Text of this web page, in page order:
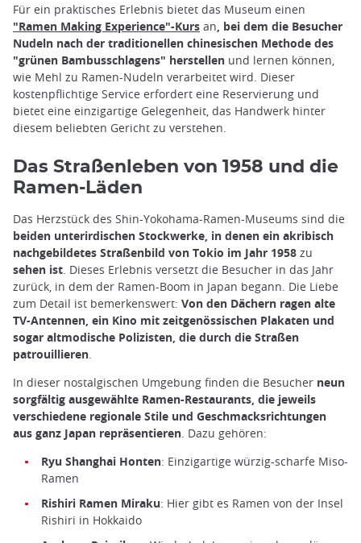
Für ein praktisches Erlebnis bietet das Museum einen
"Ramen Making Experience"-Kurs an , bei dem die Besucher
Nudeln nach der traditionellen chinesischen Methode des
"grünen Bambusschlagens" herstellen und lernen können,
wie Mehl zu Ramen-Nudeln verarbeitet wird. Dieser
kostenpflichtige Service erfordert eine Reservierung und
bietet eine einzigartige Gelegenheit, das Handwerk hinter
diesem beliebten Gericht zu verstehen.
Das Straßenleben von 1958 und die
Ramen-Läden
Das Herzstück des Shin-Yokohama-Ramen-Museums sind die
beiden unterirdischen Stockwerke, in denen ein akribisch
nachgebildetes Straßenbild von Tokio im Jahr 1958 zu
sehen ist . Dieses Erlebnis versetzt die Besucher in das Jahr
zurück, in dem der Ramen-Boom in Japan begann. Die Liebe
zum Detail ist bemerkenswert: Von den Dächern ragen alte
TV-Antennen, ein Kino mit zeitgenössischen Plakaten und
sogar altmodische Polizisten, die durch die Straßen
patrouillieren
In dieser nostalgischen Umgebung finden die Besucher neun
sorgfältig ausgewählte Ramen-Restaurants, die jeweils
verschiedene regionale Stile und Geschmacksrichtungen
aus ganz Japan repräsentieren. Dazu gehören:
Ryu Shanghai Honten: Einzigartige würzig-scharfe Miso-
Ramen
Rishiri Ramen Miraku: Hier gibt es Ramen von der Insel
Rishiri in Hokkaido